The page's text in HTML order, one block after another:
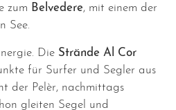
zum Belvedere, mit einem der
See.
Die Strände Al Cor
für Surfer und Segler aus
der Pelèr, nachmittags
gleiten Segel und